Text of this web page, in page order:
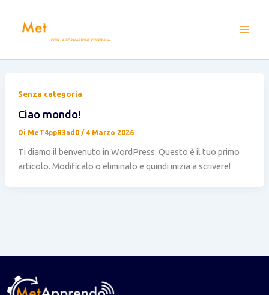
contenuto
Senza categoria
Ciao mondo!
Di MeT4ppR3nd0 / 4 Marzo 2026
Ti diamo il benvenuto in WordPress. Questo è il tuo primo
articolo. Modificalo o eliminalo e quindi inizia a scrivere!